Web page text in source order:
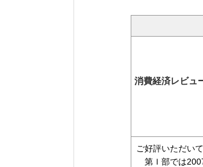
消費経済レビュ
ご好評いただい
第Ｉ部では